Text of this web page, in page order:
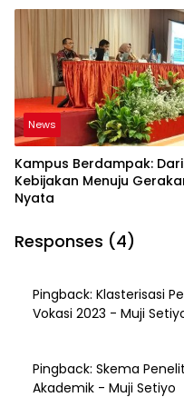
News
Kampus Berdampak: Dari
Kebijakan Menuju
Nyata
Responses (4)
Pingback: Klasterisasi
Vokasi 2023 - Muji
Pingback: Skema
Akademik - Muji Setiyo